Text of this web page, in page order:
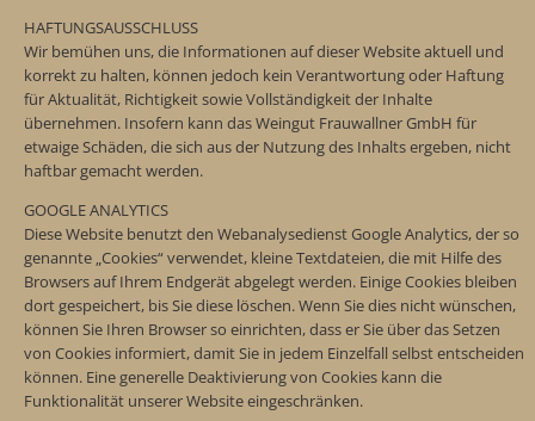
HAFTUNGSAUSSCHLUSS
Wir bemühen uns, die Informationen auf dieser Website aktuell und
korrekt zu halten, können jedoch kein Verantwortung oder Haftung
für Aktualität, Richtigkeit sowie Vollständigkeit der Inhalte
übernehmen. Insofern kann das Weingut Frauwallner GmbH für
etwaige Schäden, die sich aus der Nutzung des Inhalts ergeben, nicht
haftbar gemacht werden.
GOOGLE ANALYTICS
Diese Website benutzt den Webanalysedienst Google Analytics, der so
genannte „Cookies“ verwendet, kleine Textdateien, die mit Hilfe des
Browsers auf Ihrem Endgerät abgelegt werden. Einige Cookies bleiben
dort gespeichert, bis Sie diese löschen. Wenn Sie dies nicht wünschen,
können Sie Ihren Browser so einrichten, dass er Sie über das Setzen
von Cookies informiert, damit Sie in jedem Einzelfall selbst entscheiden
können. Eine generelle Deaktivierung von Cookies kann die
Funktionalität unserer Website eingeschränken.